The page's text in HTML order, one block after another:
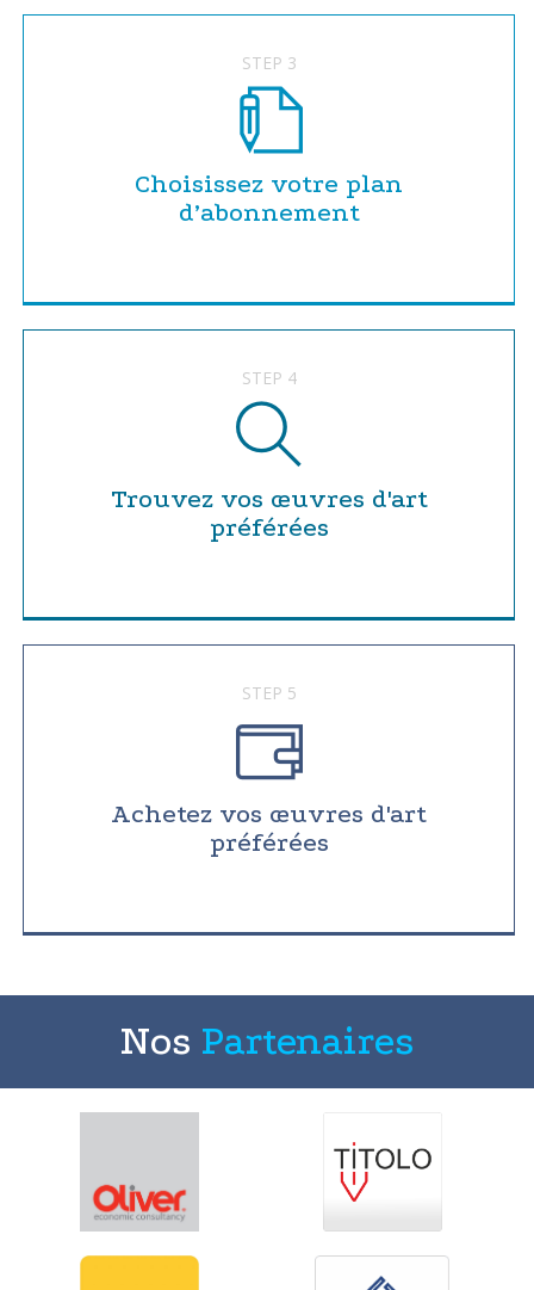
STEP 3
Choisissez votre plan
d’abonnement
STEP 4
Trouvez vos œuvres d'art
préférées
STEP 5
Achetez vos œuvres d'art
préférées
Nos Partenaires